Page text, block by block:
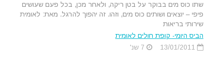
שתו כוס מים בבוקר על בטן ריקה, ולאחר מכן, בכל פעם שעושים
פיפי – יוצאים ושותים כוס מים, וזהו. זה יהפוך להרגל. מאת: לאומית
שירותי בריאות
הביס היומי- קופת חולים לאומית